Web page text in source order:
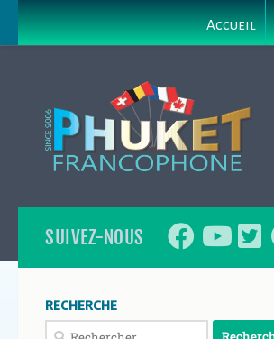
Accueil
SUIVEZ-NOUS
RECHERCHE
Rechercher :